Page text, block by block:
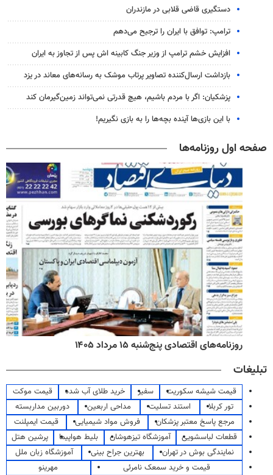
دستگیری قاضی قلابی در مازندران
ترامپ: توافق با ایران را ترجیح می‌دهم
افزایش خشم ترامپ از وزیر جنگ کابینه اش پس از تجاوز به ایران
بازداشت ارسال‌کننده تصاویر پرتاب موشک به رسانه‌های معاند در یزد
پزشکیان: اگر با مردم باشیم، هیچ قدرتی نمی‌تواند زمین‌گیرمان کند
با این بازی‌ها آینده بچه‌ها را به بازی نگیریم!
صفحه اول روزنامه‌ها
روزنامه‌های اقتصادی پنج‌شنبه ۱۵ مرداد ۱۴۰۵
تبلیغات
قیمت شیشه سکوریت سفیر خرید طلای آب شده
قیمت موکت
تور کربلا
استند تسلیت مداحی اربعین
دوربین مداربسته
مرجع پاسخ معتبر پزشکان
فروش مواد شیمیایی
قیمت ایمپلنت
قطعات لباسشویی
آموزشگاه تیزهوشان بلیط هواپیما
پرشین هتل
نمایندگی بوش در تهران
بهترین جراح بینی
آموزشگاه زبان ملل
قیمت و خرید سمعک نامرئی
مهرینو